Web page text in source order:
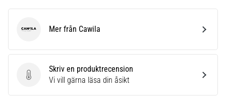
Skriv en produktrecension
Skriv en produktrecension
Vi vill gärna läsa din åsikt
Cawila Mer från Cawila